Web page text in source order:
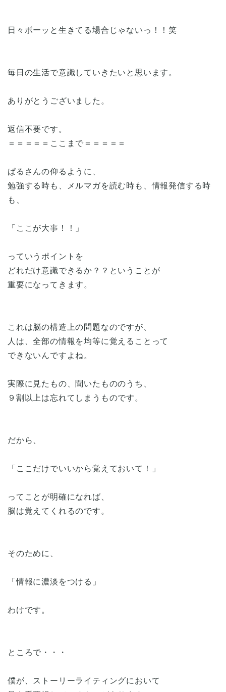
日々ボーッと生きてる場合じゃないっ！！笑
毎日の生活で意識していきたいと思います。
ありがとうございました。
返信不要です。
＝＝＝＝＝ここまで＝＝＝＝＝
ぱるさんの仰るように、
勉強する時も、メルマガを読む時も、情報発信する時
も、
「ここが大事！！」
っていうポイントを
どれだけ意識できるか？？ということが
重要になってきます。
これは脳の構造上の問題なのですが、
人は、全部の情報を均等に覚えることって
できないんですよね。
実際に見たもの、聞いたもののうち、
９割以上は忘れてしまうものです。
だから、
「ここだけでいいから覚えておいて！」
ってことが明確になれば、
脳は覚えてくれるのです。
そのために、
「情報に濃淡をつける」
わけです。
ところで・・・
僕が、ストーリーライティングにおいて